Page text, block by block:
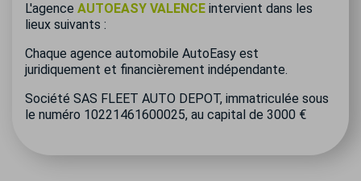
L'agence AUTOEASY VALENCE intervient dans les
lieux suivants :
Chaque agence automobile AutoEasy est
juridiquement et financièrement indépendante.
Société SAS FLEET AUTO DEPOT, immatriculée sous
le numéro 10221461600025, au capital de 3000 €